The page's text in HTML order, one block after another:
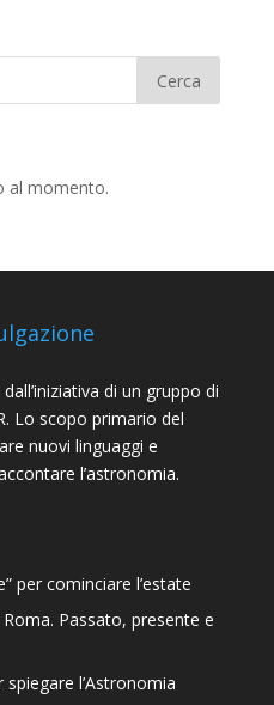
al momento.
di un gruppo di
Lo scopo primario del
nuovi linguaggi e
l’astronomia.
per cominciare l’estate
Passato, presente e
l’Astronomia